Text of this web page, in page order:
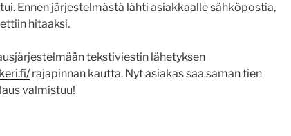
Ennen järjestelmästä lähti asiakkaalle sähköpostia,
hitaaksi.
tekstiviestin lähetyksen
rajapinnan kautta. Nyt asiakas saa saman tien
valmistuu!